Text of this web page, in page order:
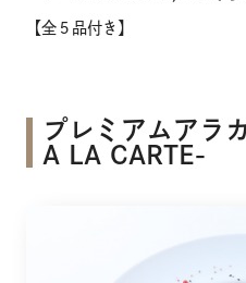
【全５品付き】
プレミアムアラ
A LA CARTE-